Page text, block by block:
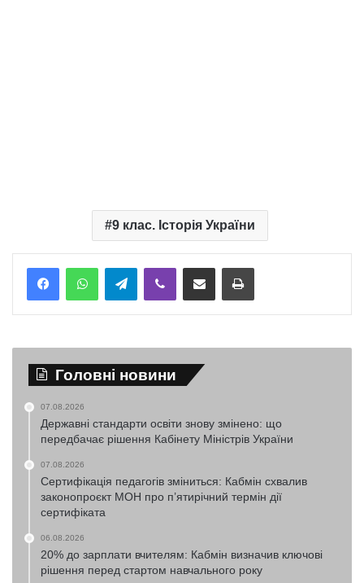
9 клас. Історія України
TelegramViber Надіслати електронною поштоюНадрукувати
Головні новини
07.08.2026
Державні стандарти освіти знову змінено: що
передбачає рішення Кабінету Міністрів України
07.08.2026
Сертифікація педагогів зміниться: Кабмін схвалив
законопроєкт МОН про п’ятирічний термін дії
сертифіката
06.08.2026
20% до зарплати вчителям: Кабмін визначив ключові
рішення перед стартом навчального року